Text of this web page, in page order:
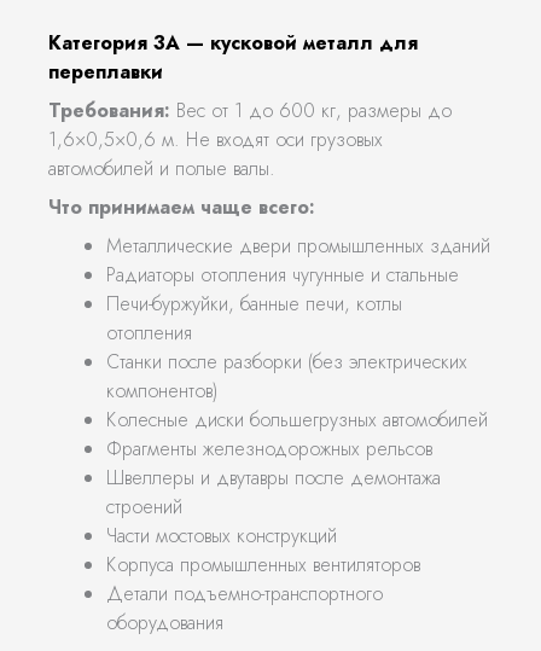
Категория 3А — кусковой металл для
переплавки
Требования: Вес от 1 до 600 кг, размеры до
1,6×0,5×0,6 м. Не входят оси грузовых
автомобилей и полые валы.
Что принимаем чаще всего:
Металлические двери промышленных зданий
Радиаторы отопления чугунные и стальные
Печи-буржуйки, банные печи, котлы
отопления
Станки после разборки (без электрических
компонентов)
Колесные диски большегрузных автомобилей
Фрагменты железнодорожных рельсов
Швеллеры и двутавры после демонтажа
строений
Части мостовых конструкций
Корпуса промышленных вентиляторов
Детали подъемно-транспортного
оборудования